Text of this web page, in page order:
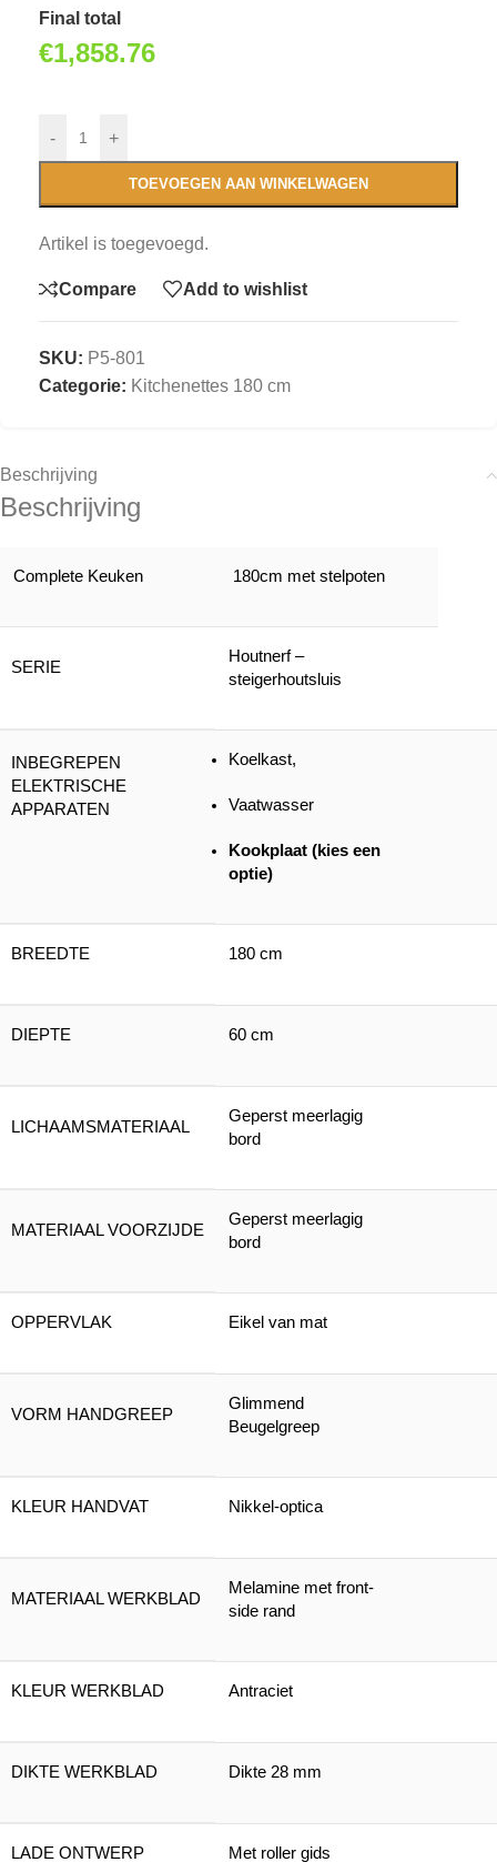
Final total
€1,858.76
- +
TOEVOEGEN AAN WINKELWAGEN
Artikel is toegevoegd.
Compare Add to wishlist
SKU: P5-801
Categorie: Kitchenettes 180 cm
Beschrijving
Beschrijving
Complete Keuken 180cm met stelpoten
SERIE
Houtnerf –
steigerhoutsluis
INBEGREPEN
ELEKTRISCHE
APPARATEN
Koelkast,
Vaatwasser
Kookplaat (kies een
optie)
BREEDTE 180 cm
DIEPTE 60 cm
LICHAAMSMATERIAAL
Geperst meerlagig
bord
MATERIAAL VOORZIJDE
Geperst meerlagig
bord
OPPERVLAK Eikel van mat
VORM HANDGREEP
Glimmend
Beugelgreep
KLEUR HANDVAT Nikkel-optica
MATERIAAL WERKBLAD
Melamine met front-
side rand
KLEUR WERKBLAD Antraciet
DIKTE WERKBLAD Dikte 28 mm
LADE ONTWERP Met roller gids